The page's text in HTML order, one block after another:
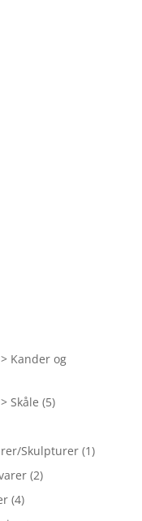
Kander og
Skåle (5)
Skulpturer (1)
(2)
(4)